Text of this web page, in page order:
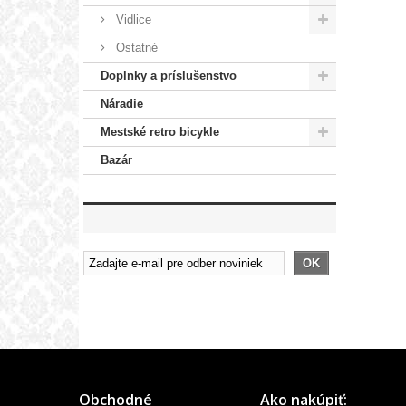
Vidlice
Ostatné
Doplnky a príslušenstvo
Náradie
Mestské retro bicykle
Bazár
OK
Obchodné Ako nakúpiť: